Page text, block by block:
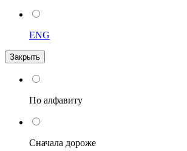
ENG
Закрыть
По алфавиту
Сначала дороже